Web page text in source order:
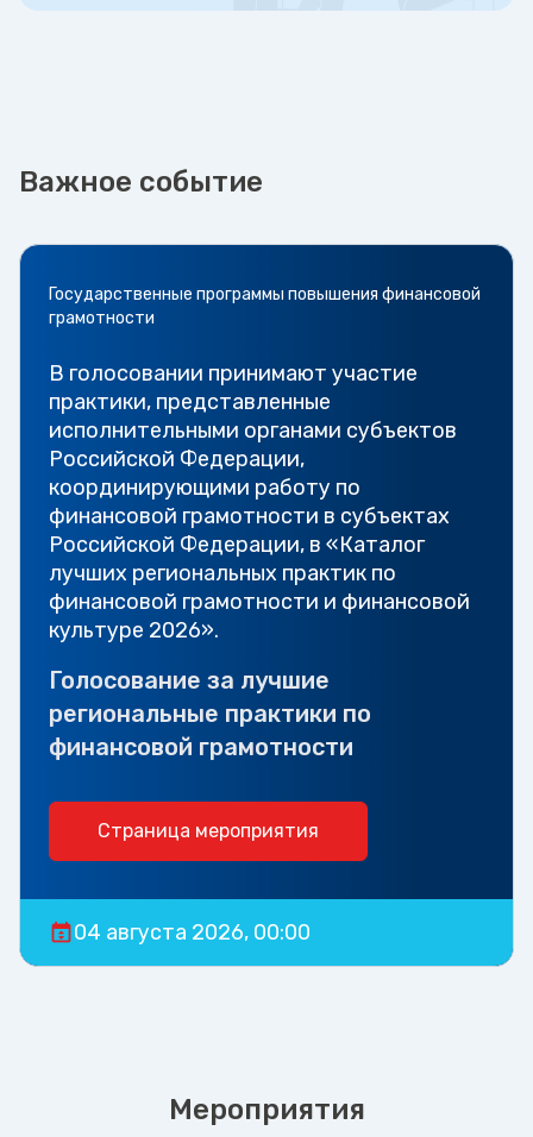
Важное событие
Государственные программы повышения финансовой
грамотности
В голосовании принимают участие
практики, представленные
исполнительными органами субъектов
Российской Федерации,
координирующими работу по
финансовой грамотности в субъектах
Российской Федерации, в «Каталог
лучших региональных практик по
финансовой грамотности и финансовой
культуре 2026».
Голосование за лучшие
региональные практики по
финансовой грамотности
Страница мероприятия
04 августа 2026, 00:00
Мероприятия